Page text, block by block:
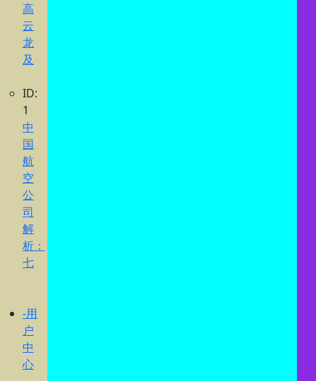
高
云
龙
及
ID:
1
中
国
航
空
公
司
解
析：
七
-用
户
中
心